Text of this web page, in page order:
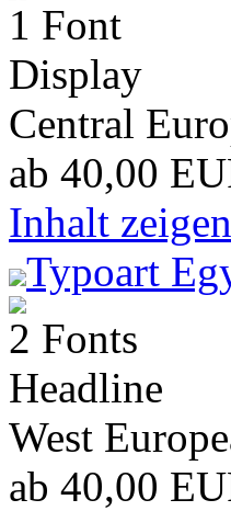
1 Font
Display
Central
ab 40,00
Inhalt
Typoart
2 Fonts
Headline
West
ab 40,00